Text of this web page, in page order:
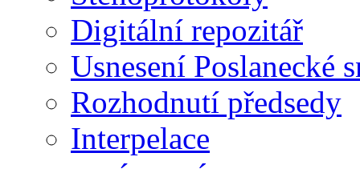
Digitální repozitář
Usnesení Poslanecké
Rozhodnutí předsedy
Interpelace